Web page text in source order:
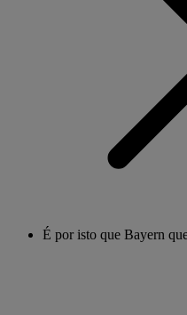
É por isto que Bayern